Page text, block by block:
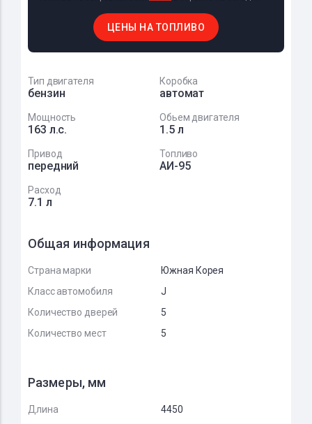
ЦЕНЫ НА ТОПЛИВО
Тип двигателя
бензин
Коробка
автомат
Мощность
163 л.с.
Обьем двигателя
1.5 л
Привод
передний
Топливо
АИ-95
Расход
7.1 л
Общая информация
Страна марки
Южная Корея
Класс автомобиля
J
Количество дверей
5
Количество мест
5
Размеры, мм
Длина
4450